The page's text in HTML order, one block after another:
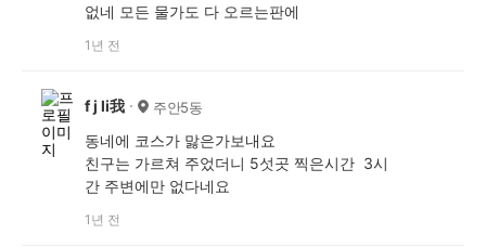
없네 모든 물가도 다 오르는판에
1년 전
f j li我 주안5동
동네에 코스가 맗은가보내요
친구는 가르쳐 주었더니 5섯곳 찍은시간 3시
간 주변에만 없다네요
1년 전